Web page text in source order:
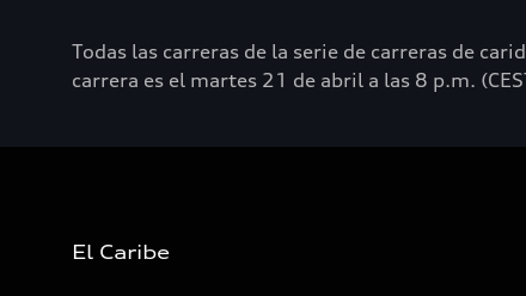
Todas las carreras de la serie de carreras de
carrera es el martes 21 de abril a las 8 p.m.
El Caribe